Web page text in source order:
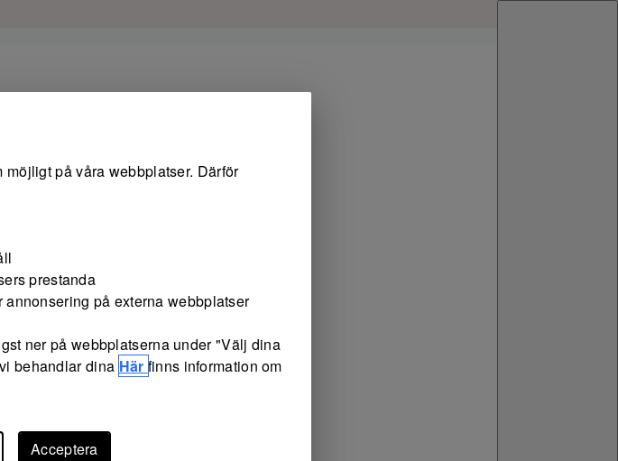
på våra webbplatser. Därför
prestanda
på externa webbplatser
ner på webbplatserna under "Välj dina
behandlar dina Här finns information om
Acceptera